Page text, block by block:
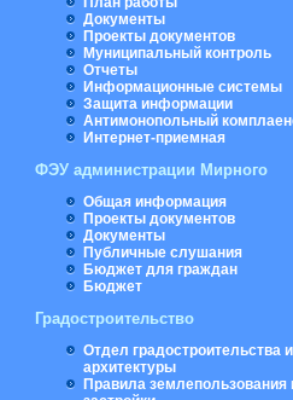
Документы
Проекты документов
Муниципальный контроль
Отчеты
Информационные системы
Защита информации
Антимонопольный
Интернет-приемная
ФЭУ администрации Мирного
Общая информация
Проекты документов
Документы
Публичные слушания
Бюджет для граждан
Бюджет
Градостроительство
Отдел градостроительства и
архитектуры
Правила землепользования